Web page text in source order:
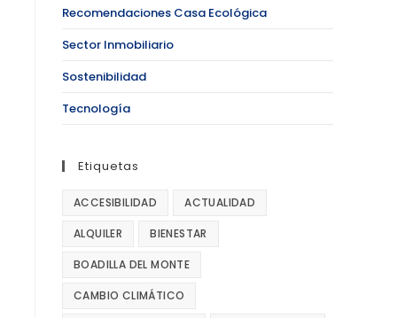
Recomendaciones Casa Ecológica
Sector Inmobiliario
Sostenibilidad
Tecnología
Etiquetas
ACCESIBILIDAD ACTUALIDAD
ALQUILER BIENESTAR
BOADILLA DEL MONTE
CAMBIO CLIMÁTICO